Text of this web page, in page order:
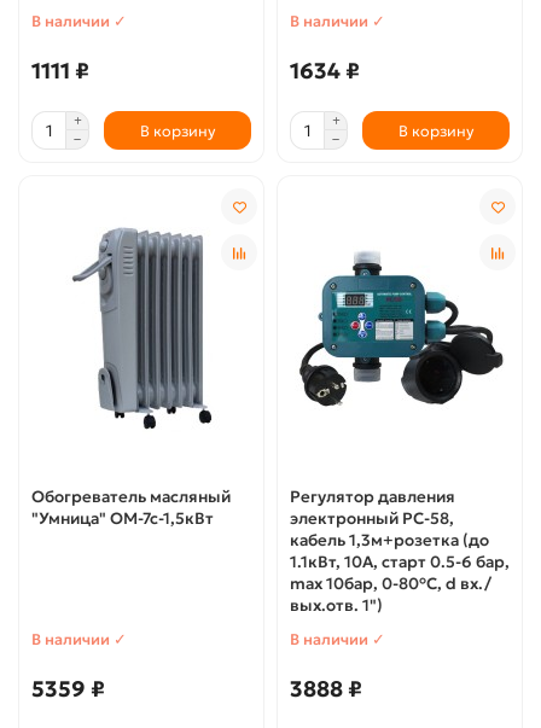
В наличии ✓
1111 ₽
В корзину
В наличии ✓
1634 ₽
В корзину
Обогреватель масляный
"Умница" ОМ-7с-1,5кВт
В наличии ✓
5359 ₽
Регулятор давления
электронный РС-58,
кабель 1,3м+розетка (до
1.1кВт, 10А, старт 0.5-6 бар,
max 10бар, 0-80°C, d вх./
вых.отв. 1")
В наличии ✓
3888 ₽